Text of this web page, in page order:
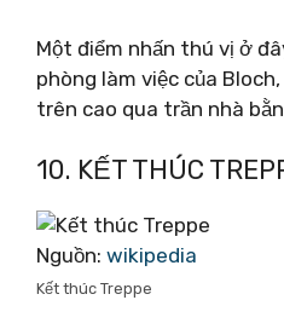
Một điểm nhấn thú vị ở
phòng làm việc của
trên cao qua trần nhà
10. KẾT THÚC
Nguồn: wikipedia
Kết thúc Treppe